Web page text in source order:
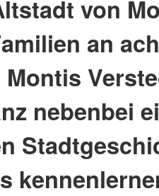
von
an
Montis
nebenbei